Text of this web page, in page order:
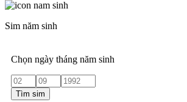
Sim năm sinh
Chọn ngày tháng năm sinh
Tìm sim